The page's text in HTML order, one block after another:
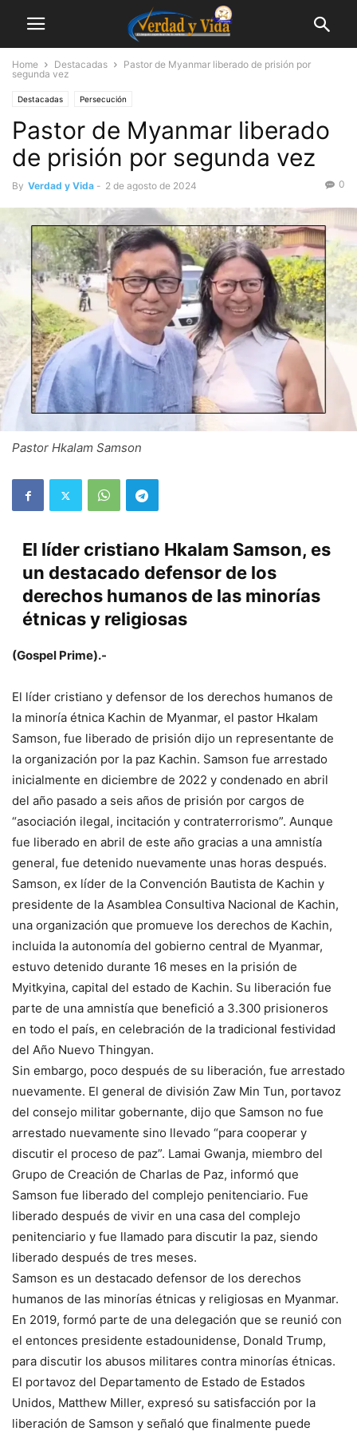
Home Destacadas
Pastor de Myanmar liberado de prisión por
segunda vez
Destacadas Persecución
Pastor de Myanmar liberado
de prisión por segunda vez
By Verdad y Vida - 2 de agosto de 2024 0
Pastor Hkalam Samson
El líder cristiano Hkalam Samson, es
un destacado defensor de los
derechos humanos de las minorías
étnicas y religiosas
(Gospel Prime).-
El líder cristiano y defensor de los derechos humanos de
la minoría étnica Kachin de Myanmar, el pastor Hkalam
Samson, fue liberado de prisión dijo un representante de
la organización por la paz Kachin. Samson fue arrestado
inicialmente en diciembre de 2022 y condenado en abril
del año pasado a seis años de prisión por cargos de
“asociación ilegal, incitación y contraterrorismo”. Aunque
fue liberado en abril de este año gracias a una amnistía
general, fue detenido nuevamente unas horas después.
Samson, ex líder de la Convención Bautista de Kachin y
presidente de la Asamblea Consultiva Nacional de Kachin,
una organización que promueve los derechos de Kachin,
incluida la autonomía del gobierno central de Myanmar,
estuvo detenido durante 16 meses en la prisión de
Myitkyina, capital del estado de Kachin. Su liberación fue
parte de una amnistía que benefició a 3.300 prisioneros
en todo el país, en celebración de la tradicional festividad
del Año Nuevo Thingyan.
Sin embargo, poco después de su liberación, fue arrestado
nuevamente. El general de división Zaw Min Tun, portavoz
del consejo militar gobernante, dijo que Samson no fue
arrestado nuevamente sino llevado “para cooperar y
discutir el proceso de paz”. Lamai Gwanja, miembro del
Grupo de Creación de Charlas de Paz, informó que
Samson fue liberado del complejo penitenciario. Fue
liberado después de vivir en una casa del complejo
penitenciario y fue llamado para discutir la paz, siendo
liberado después de tres meses.
Samson es un destacado defensor de los derechos
humanos de las minorías étnicas y religiosas en Myanmar.
En 2019, formó parte de una delegación que se reunió con
el entonces presidente estadounidense, Donald Trump,
para discutir los abusos militares contra minorías étnicas.
El portavoz del Departamento de Estado de Estados
Unidos, Matthew Miller, expresó su satisfacción por la
liberación de Samson y señaló que finalmente puede